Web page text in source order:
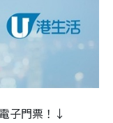
子門票！↓